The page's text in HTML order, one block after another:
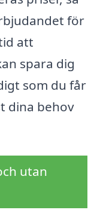
för
att
spara dig
som du får
dina behov
utan